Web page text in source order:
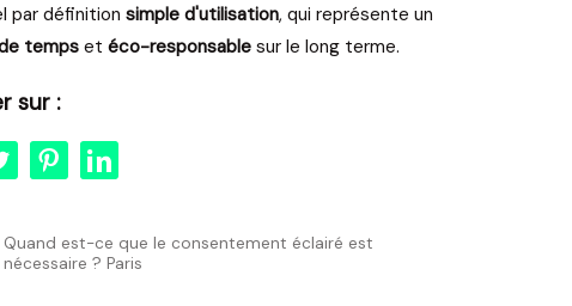
par définitionsimple d'utilisation, qui représente un
temps etéco-responsable sur le long terme.
sur :
Quand est-ce que le consentement éclairé est
nécessaire ? Paris